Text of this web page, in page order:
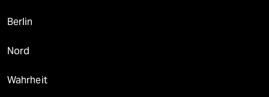
Berlin
Nord
Wahrheit